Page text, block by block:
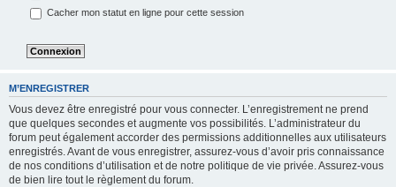
Cacher mon statut en ligne pour cette session
M’ENREGISTRER
Vous devez être enregistré pour vous connecter. L’enregistrement ne prend
que quelques secondes et augmente vos possibilités. L’administrateur du
forum peut également accorder des permissions additionnelles aux utilisateurs
enregistrés. Avant de vous enregistrer, assurez-vous d’avoir pris connaissance
de nos conditions d’utilisation et de notre politique de vie privée. Assurez-vous
de bien lire tout le règlement du forum.